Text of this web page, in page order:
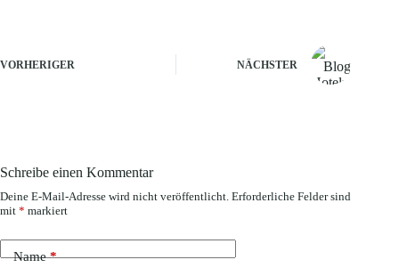
VORHERIGER NÄCHSTER
Schreibe einen Kommentar
Deine E-Mail-Adresse wird nicht veröffentlicht. Erforderliche Felder sind
mit * markiert
Name*